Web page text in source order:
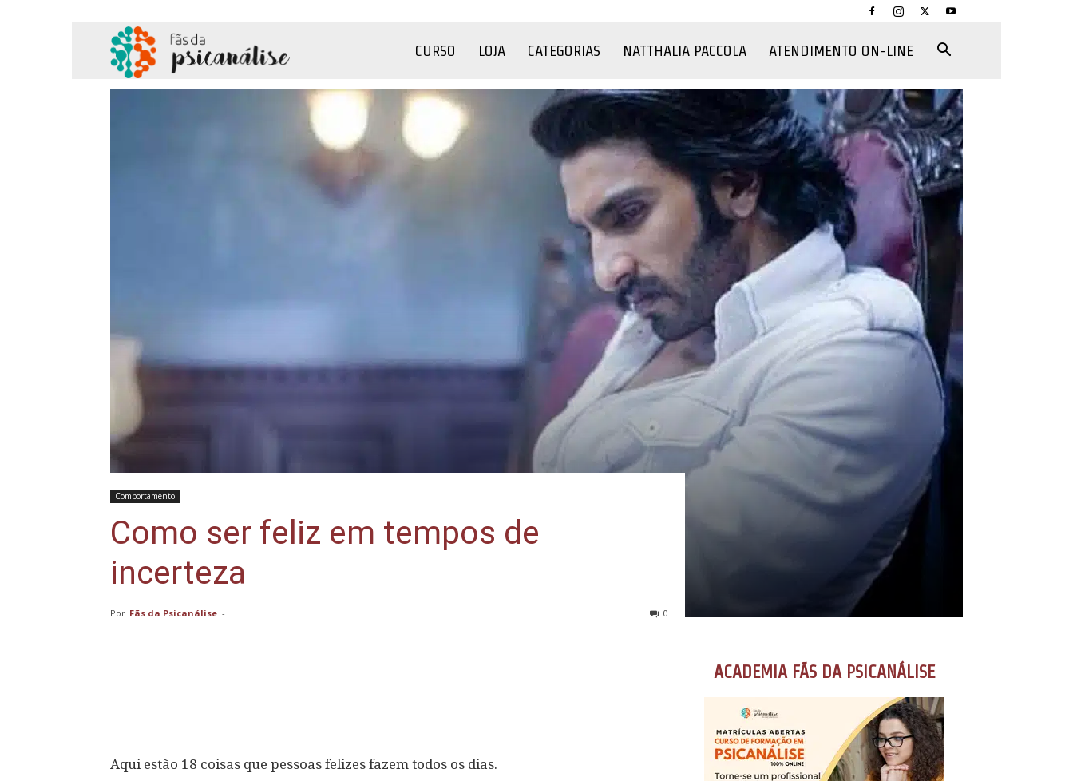
CURSO LOJA CATEGORIAS NATTHALIA PACCOLA ATENDIMENTO ON-LINE
Comportamento
Como ser feliz em tempos de
incerteza
Por Fãs da Psicanálise - 0
Aqui estão 18 coisas que pessoas felizes fazem todos os dias.
ACADEMIA FÃS DA PSICANÁLISE